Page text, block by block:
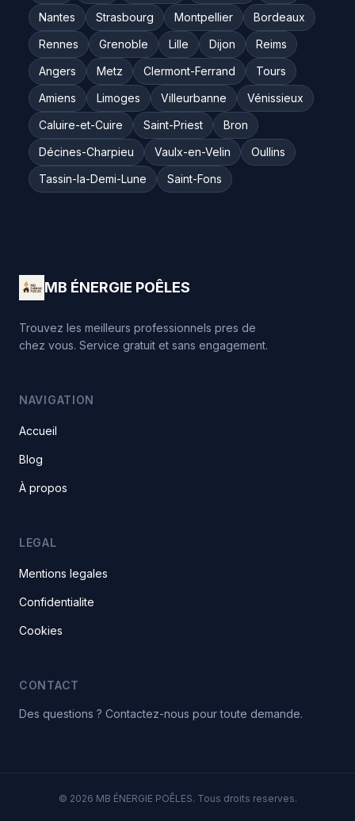
Nantes
Strasbourg Montpellier
Bordeaux
Rennes
Grenoble Lille Dijon
Reims
Angers
Metz Clermont-Ferrand
Tours
Amiens
Limoges Villeurbanne
Vénissieux
Caluire-et-Cuire
Saint-Priest
Bron
Décines-Charpieu
Vaulx-en-Velin
Oullins
Tassin-la-Demi-Lune
Saint-Fons
MB ÉNERGIE POÊLES
Trouvez les meilleurs professionnels pres de
chez vous. Service gratuit et sans engagement.
NAVIGATION
Accueil
Blog
À propos
LEGAL
Mentions legales
Confidentialite
Cookies
CONTACT
Des questions ? Contactez-nous pour toute demande.
© 2026 MB ÉNERGIE POÊLES. Tous droits reserves.